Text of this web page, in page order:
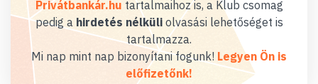
Privátbankár.hu tartalmaihoz is, a Klub csomag
pedig a hirdetés nélküliolvasási lehetőséget is
tartalmazza.
Mi nap mint nap bizonyítani fogunk! Legyen Ön is
előfizetőnk!